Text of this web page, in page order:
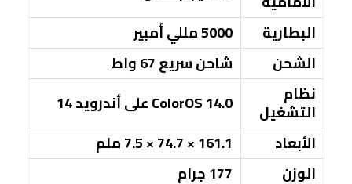
البطارية
5000 مللي أمبير
الشحن
شاحن سريع 67 واط
نظام
التشغيل
ColorOS 14.0 على أندرويد 14
الأبعاد
161.1 × 74.7 × 7.5 ملم
الوزن
177 جرام